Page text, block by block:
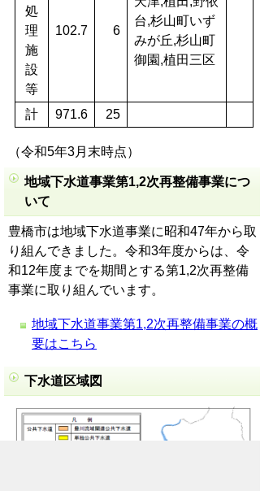
処
理
施
設
等
102.7 6
台,杉山町いず
みが丘,杉山町
御園,植田三区
計 971.6 25
（令和5年3月末時点）
地域下水道事業第1,2次再整備事業につ
いて
豊橋市は地域下水道事業に昭和47年から取
り組んできました。令和3年度からは、令
和12年度までを期間とする第1,2次再整備
事業に取り組んでいます。
地域下水道事業第1,2次再整備事業の概
要はこちら
下水道区域図